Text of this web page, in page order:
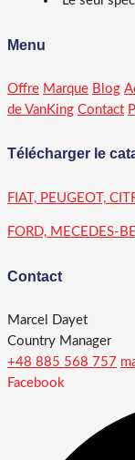
Menu
Offre Marque Blog
de VanKing Contact
Télécharger le
FIAT, PEUGEOT,
FORD, MECEDES-
Contact
Marcel Dayet
Country Manager
+48 885 568 757
Facebook